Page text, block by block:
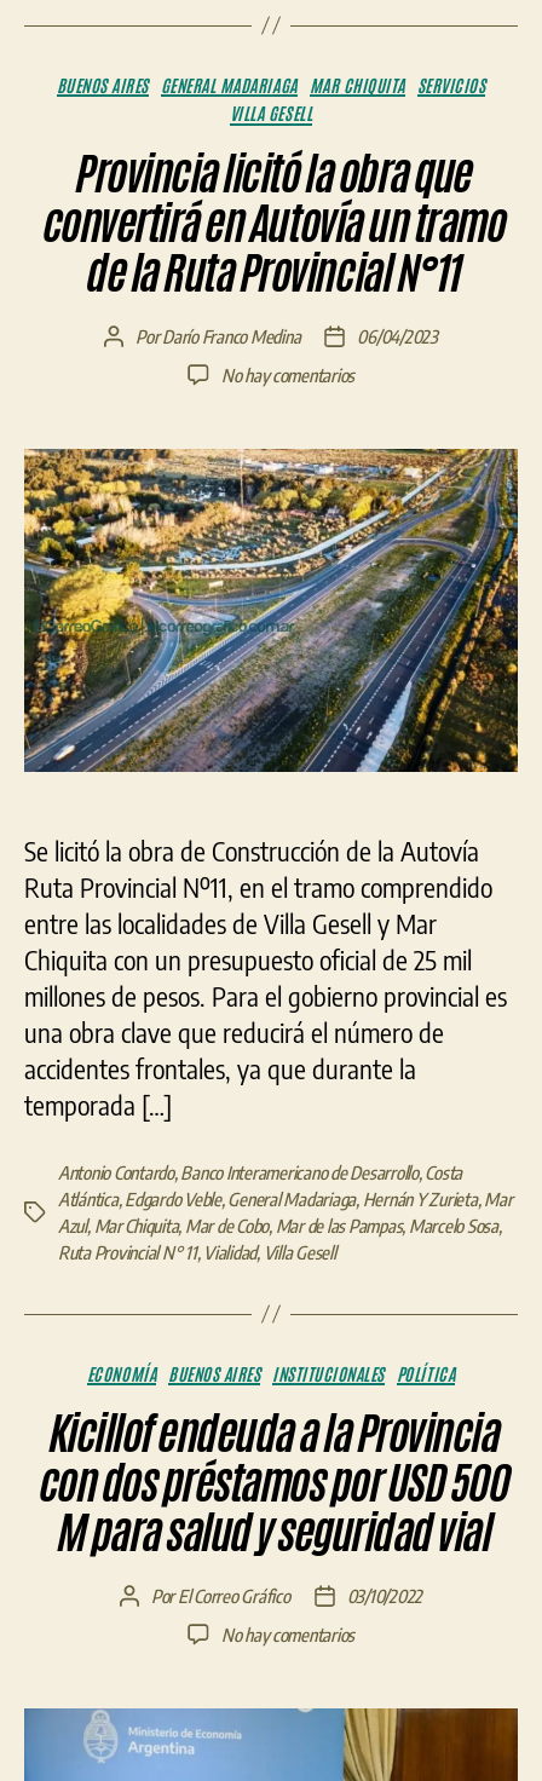
Categorías
BUENOS AIRES GENERAL MADARIAGA MAR CHIQUITA
SERVICIOS
VILLA GESELL
Provincia licitó la obra que
convertirá en Autovía un tramo
de la Ruta Provincial N°11
AutorPorDarío Franco Medina
Fecha
de
06/04/2023
No hay comentariosen
la
obra
que
convertirá
en
Autovía
un
tramo
de
la
Ruta
Provincial
N°11
Se licitó la obra de Construcción de la Autovía
Ruta Provincial Nº11, en el tramo comprendido
entre las localidades de Villa Gesell y Mar
Chiquita con un presupuesto oficial de 25 mil
millones de pesos. Para el gobierno provincial es
una obra clave que reducirá el número de
accidentes frontales, ya que durante la
temporada […]
Etiquetas
Antonio Contardo,Banco Interamericano de Desarrollo,Costa
Atlántica,Edgardo Veble,General Madariaga, Hernán Y Zurieta,Mar
Azul, Mar Chiquita, Mar de Cobo, Mar de las Pampas, Marcelo Sosa,
Ruta Provincial N° 11, Vialidad, Villa Gesell
Categorías
ECONOMÍA BUENOS AIRES INSTITUCIONALES POLÍTICA
Kicillof endeuda a la Provincia
con dos préstamos por USD 500
M para salud y seguridad vial
AutorPorEl Correo Gráfico
Fecha
de
03/10/2022
No hay comentariosen
a
la
Provincia